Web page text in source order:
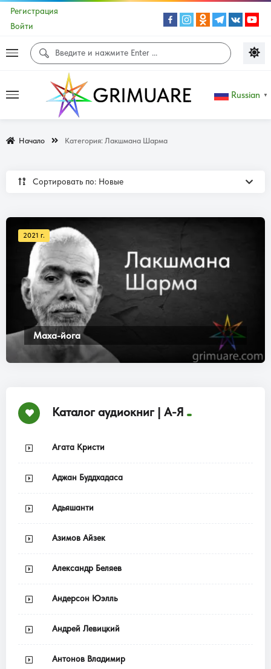
Регистрация
Войти
Russian ▼
Начало Категория: Лакшмана Шарма
Сортировать по: Новые
2021 г.
Маха-йога
Каталог аудиокниг | А-Я
Агата Кристи
Аджан Буддхадаса
Адьяшанти
Азимов Айзек
Александр Беляев
Андерсон Юэлль
Андрей Левицкий
Антонов Владимир